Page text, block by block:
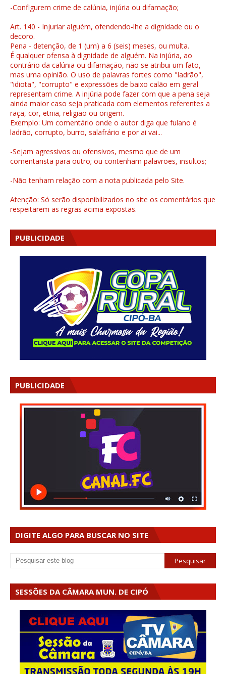
-Configurem crime de calúnia, injúria ou difamação;
Art. 140 - Injuriar alguém, ofendendo-lhe a dignidade ou o
decoro.
Pena - detenção, de 1 (um) a 6 (seis) meses, ou multa.
É qualquer ofensa à dignidade de alguém. Na injúria, ao
contrário da calúnia ou difamação, não se atribui um fato,
mas uma opinião. O uso de palavras fortes como "ladrão",
"idiota", "corrupto" e expressões de baixo calão em geral
representam crime. A injúria pode fazer com que a pena seja
ainda maior caso seja praticada com elementos referentes a
raça, cor, etnia, religião ou origem.
Exemplo: Um comentário onde o autor diga que fulano é
ladrão, corrupto, burro, salafrário e por ai vai...
-Sejam agressivos ou ofensivos, mesmo que de um
comentarista para outro; ou contenham palavrões, insultos;
-Não tenham relação com a nota publicada pelo Site.
Atenção: Só serão disponibilizados no site os comentários que
respeitarem as regras acima expostas.
PUBLICIDADE
PUBLICIDADE
DIGITE ALGO PARA BUSCAR NO SITE
SESSÕES DA CÂMARA MUN. DE CIPÓ